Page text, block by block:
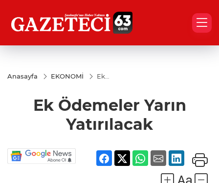
Anasayfa EKONOMİ
Ek
Yatırılacak
Ek Ödemeler Yarın
Yatırılacak